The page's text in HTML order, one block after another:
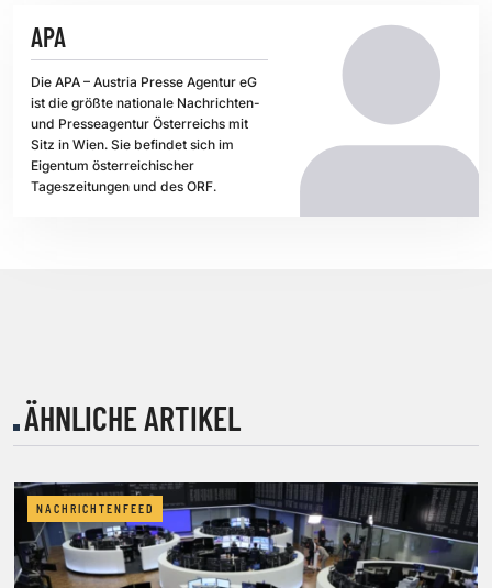
APA
Die APA – Austria Presse Agentur eG
ist die größte nationale Nachrichten-
und Presseagentur Österreichs mit
Sitz in Wien. Sie befindet sich im
Eigentum österreichischer
Tageszeitungen und des ORF.
ÄHNLICHE ARTIKEL
NACHRICHTENFEED